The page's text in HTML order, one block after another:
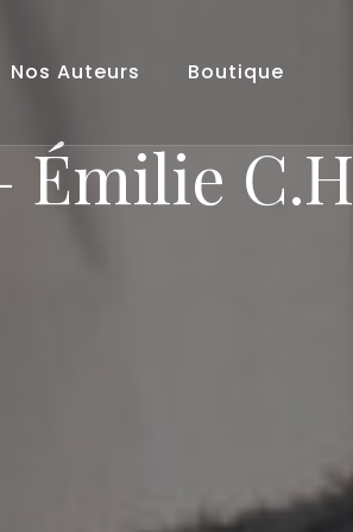
Nos Auteurs Boutique
Émilie C.H